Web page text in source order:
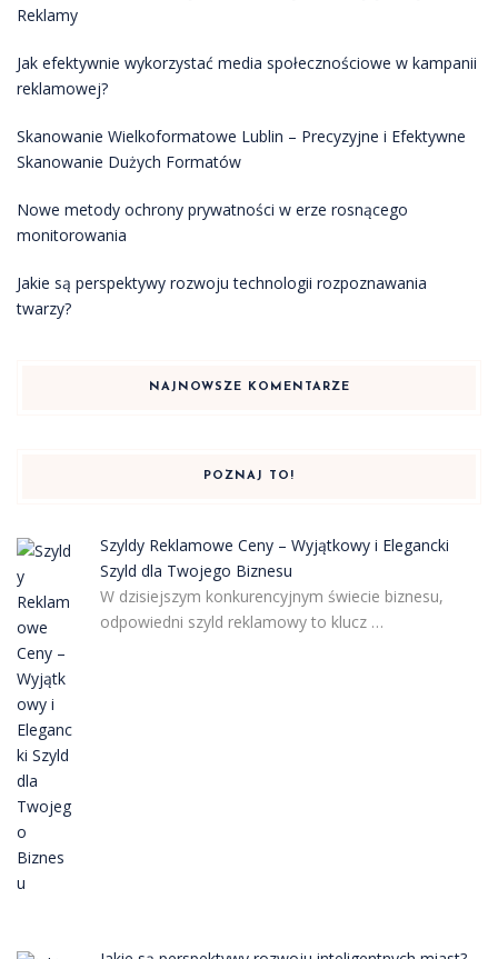
Reklamy
Jak efektywnie wykorzystać media społecznościowe w kampanii
reklamowej?
Skanowanie Wielkoformatowe Lublin – Precyzyjne i Efektywne
Skanowanie Dużych Formatów
Nowe metody ochrony prywatności w erze rosnącego
monitorowania
Jakie są perspektywy rozwoju technologii rozpoznawania
twarzy?
NAJNOWSZE KOMENTARZE
POZNAJ TO!
Szyldy Reklamowe Ceny – Wyjątkowy i Elegancki
Szyld dla Twojego Biznesu
W dzisiejszym konkurencyjnym świecie biznesu,
odpowiedni szyld reklamowy to klucz …